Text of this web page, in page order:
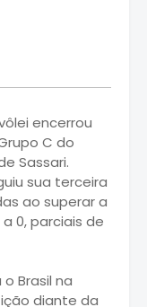
encerrou
C do
Sassari.
sua terceira
ao superar a
0, parciais de
Brasil na
diante da